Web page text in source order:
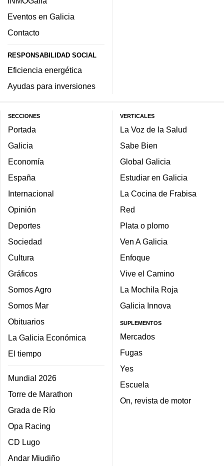
Eventos en Galicia
Contacto
RESPONSABILIDAD SOCIAL
Eficiencia energética
Ayudas para inversiones
SECCIONES
Portada
Galicia
Economía
España
Internacional
Opinión
Deportes
Sociedad
Cultura
Gráficos
Somos Agro
Somos Mar
Obituarios
La Galicia Económica
El tiempo
Mundial 2026
Torre de Marathon
Grada de Río
Opa Racing
CD Lugo
Andar Miudiño
VERTICALES
La Voz de la Salud
Sabe Bien
Global Galicia
Estudiar en Galicia
La Cocina de Frabisa
Red
Plata o plomo
Ven A Galicia
Enfoque
Vive el Camino
La Mochila Roja
Galicia Innova
SUPLEMENTOS
Mercados
Fugas
Yes
Escuela
On, revista de motor